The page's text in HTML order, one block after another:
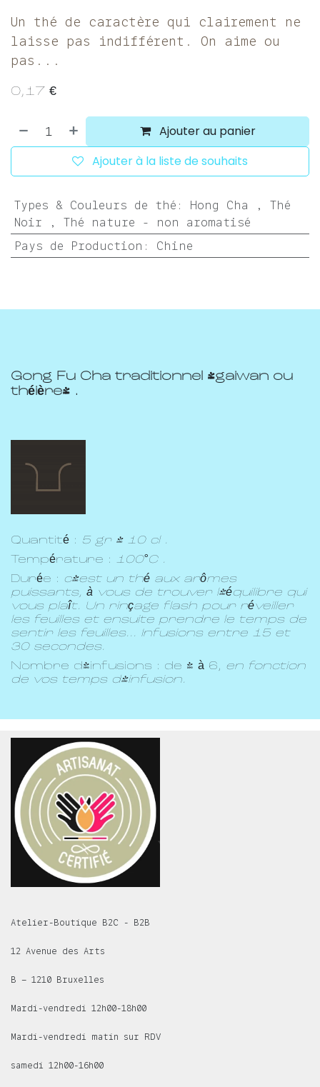
Un thé de caractère qui clairement ne
laisse pas indifférent. On aime ou
pas...
0,17 €
Ajouter au panier
Ajouter à la liste de souhaits
Types & Couleurs de thé : Hong Cha , Thé
Noir , Thé nature - non aromatisé
Pays de Production : Chine
Gong Fu Cha traditionnel (gaiwan ou
théière) .
Quantité :
5 gr / 10 cl .
Température : 100°C .
Durée : c'est un thé aux arômes
puissants, à vous de trouver l'équilibre qui
vous plaît. Un rinçage flash pour réveiller
les feuilles et ensuite prendre le temps de
sentir les feuilles... Infusions entre 15 et
30 secondes.
Nombre d'infusions : de 4 à 6, en fonction
de vos temps d'infusion.
Atelier-Boutique B2C - B2B
12 Avenue des Arts
B – 1210 Bruxelles
Mardi-vendredi 12h00-18h00
Mardi-vendredi matin sur RDV
samedi 12h00-16h00